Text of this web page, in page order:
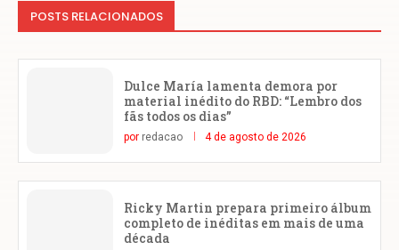
POSTS RELACIONADOS
Dulce María lamenta demora por
material inédito do RBD: “Lembro dos
fãs todos os dias”
por redacao 4 de agosto de 2026
Ricky Martin prepara primeiro álbum
completo de inéditas em mais de uma
década